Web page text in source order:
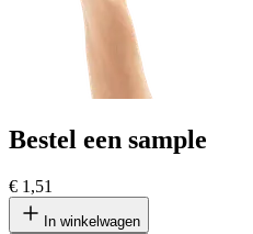
Bestel een sample
€ 1,51
In winkelwagen